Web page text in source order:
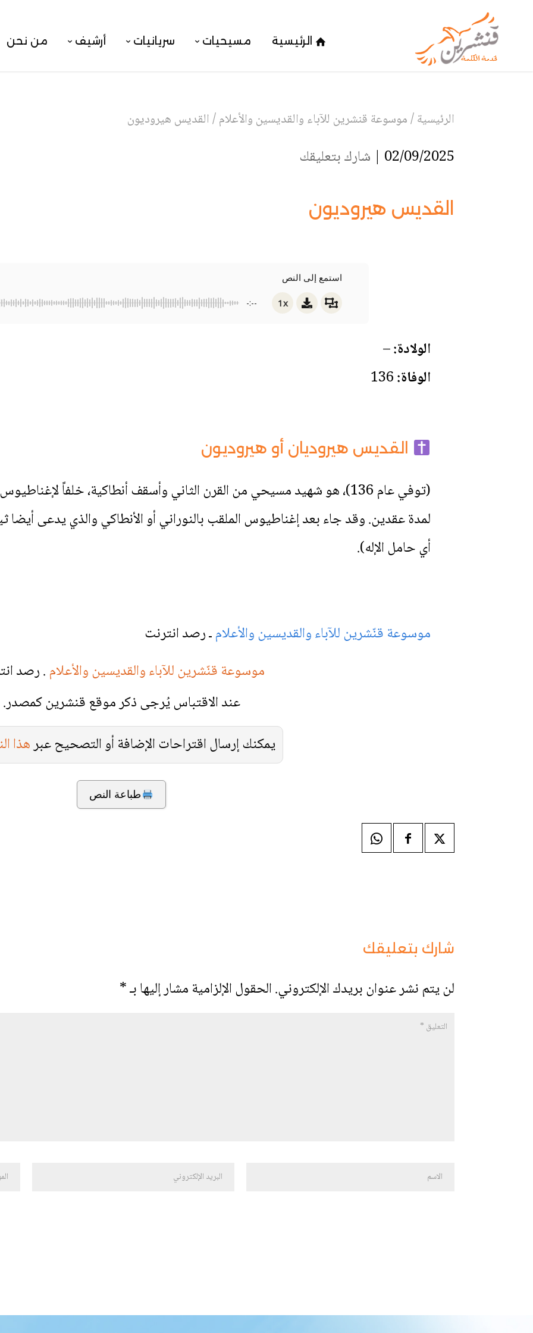
الرئيسية مسيحيات سريانيات أرشيف من نحن
الرئيسية/موسوعة قنشرين للآباء والقديسين والأعلام/القديس هيروديون
02/09/2025 | شارك بتعليقك
القديس هيروديون
استمع إلى النص
-:-- 1x
الولادة:–
الوفاة:
القديس هيروديان أو هيروديون
(توفي عام 136)، هو شهيد مسيحي من القرن الثاني و‌أسقف أنطاكية، خلفاً
أي حامل الإله).
موسوعة قنّشرين للآباء والقديسين والأعلامـ رصد انترنت
موسوعة قنّشرين للآباء والقديسين والأعلام. رصد
عند الاقتباس يُرجى ذكر موقع قنشرين كمصدر.
يمكنك إرسال اقتراحات الإضافة أو التصحيح عبرهذا
طباعة النص
شارك بتعليقك
لن يتم نشر عنوان بريدك الإلكتروني.الحقول الإلزامية مشار إليها بـ*